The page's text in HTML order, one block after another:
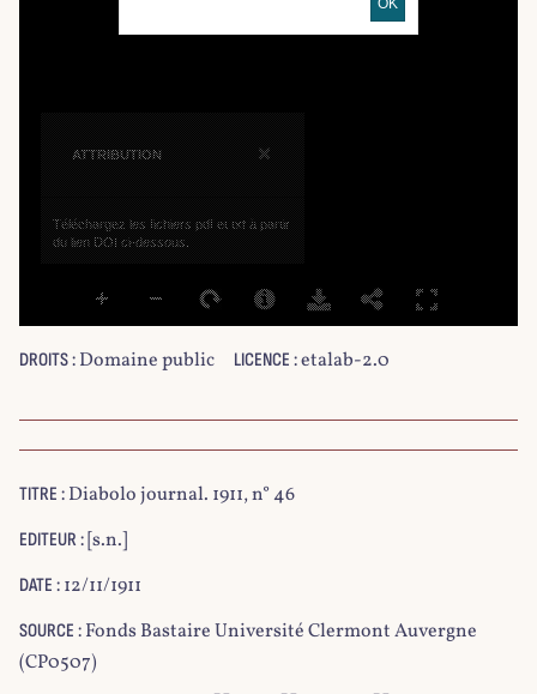
ATTRIBUTION ×
Téléchargez les fichiers pdf et txt à partir
du lien DOI ci-dessous.
DROITS : Domaine public LICENCE :etalab-2.0
TITRE : Diabolo journal. 1911, n° 46
EDITEUR :[s.n.]
DATE : 12/11/1911
SOURCE : Fonds Bastaire Université Clermont Auvergne
(CP0507)